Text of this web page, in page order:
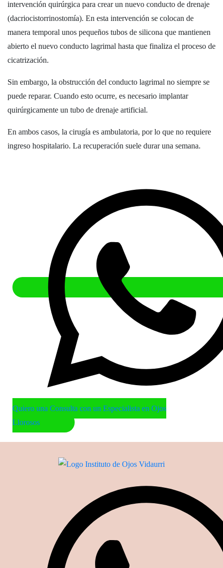
intervención quirúrgica para crear un nuevo conducto de drenaje
(dacriocistorrinostomía). En esta intervención se colocan de
manera temporal unos pequeños tubos de silicona que mantienen
abierto el nuevo conducto lagrimal hasta que finaliza el proceso de
cicatrización.
Sin embargo, la obstrucción del conducto lagrimal no siempre se
puede reparar. Cuando esto ocurre, es necesario implantar
quirúrgicamente un tubo de drenaje artificial.
En ambos casos, la cirugía es ambulatoria, por lo que no requiere
ingreso hospitalario. La recuperación suele durar una semana.
Quiero una Consulta con un Especialista en Ojos
Llorosos